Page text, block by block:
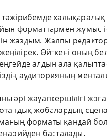
тәжірибемде
форматтармен жұмыс
жаздым. Жалпы
Өйткені оның
алдын ала
аудиторияның
әрі жауапкершілігі
отандық жобалардың
форматы қандай
басталады.